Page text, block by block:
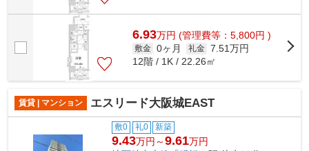
6.93万円 (管理費等：5,800円 )
敷金 0ヶ月 礼金 7.51万円
12階 / 1K / 22.26㎡
賃貸 | マンション エスリード大阪城EAST
敷0 礼0 新築
9.43万円～9.61万円